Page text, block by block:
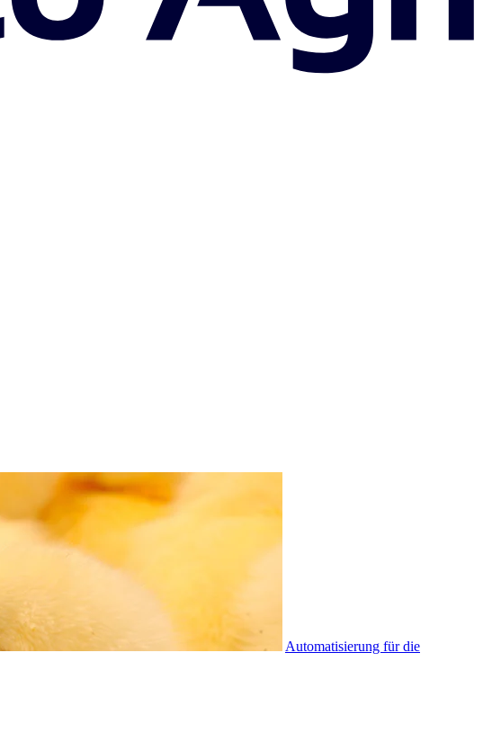
Automatisierung für die